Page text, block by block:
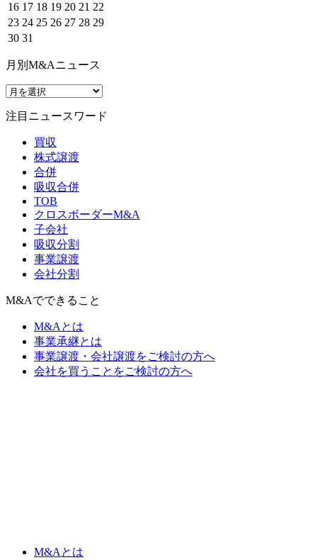
16 17 18 19 20 21 22
23 24 25 26 27 28 29
30 31
月別M&Aニュース
注目ニュースワード
買収
株式譲渡
合併
吸収合併
TOB
クロスボーダーM&A
子会社
吸収分割
事業譲渡
会社分割
M&Aでできること
M&Aとは
事業承継とは
事業譲渡・会社譲渡をご検討の方へ
会社を買うことをご検討の方へ
M&Aとは